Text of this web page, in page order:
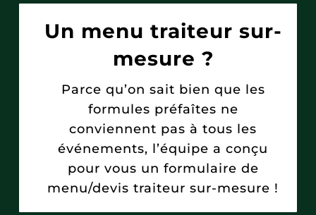
Un menu traiteur sur-
mesure ?
Parce qu’on sait bien que les
formules préfaîtes ne
conviennent pas à tous les
événements, l’équipe a conçu
pour vous un formulaire de
menu/devis traiteur sur-mesure !